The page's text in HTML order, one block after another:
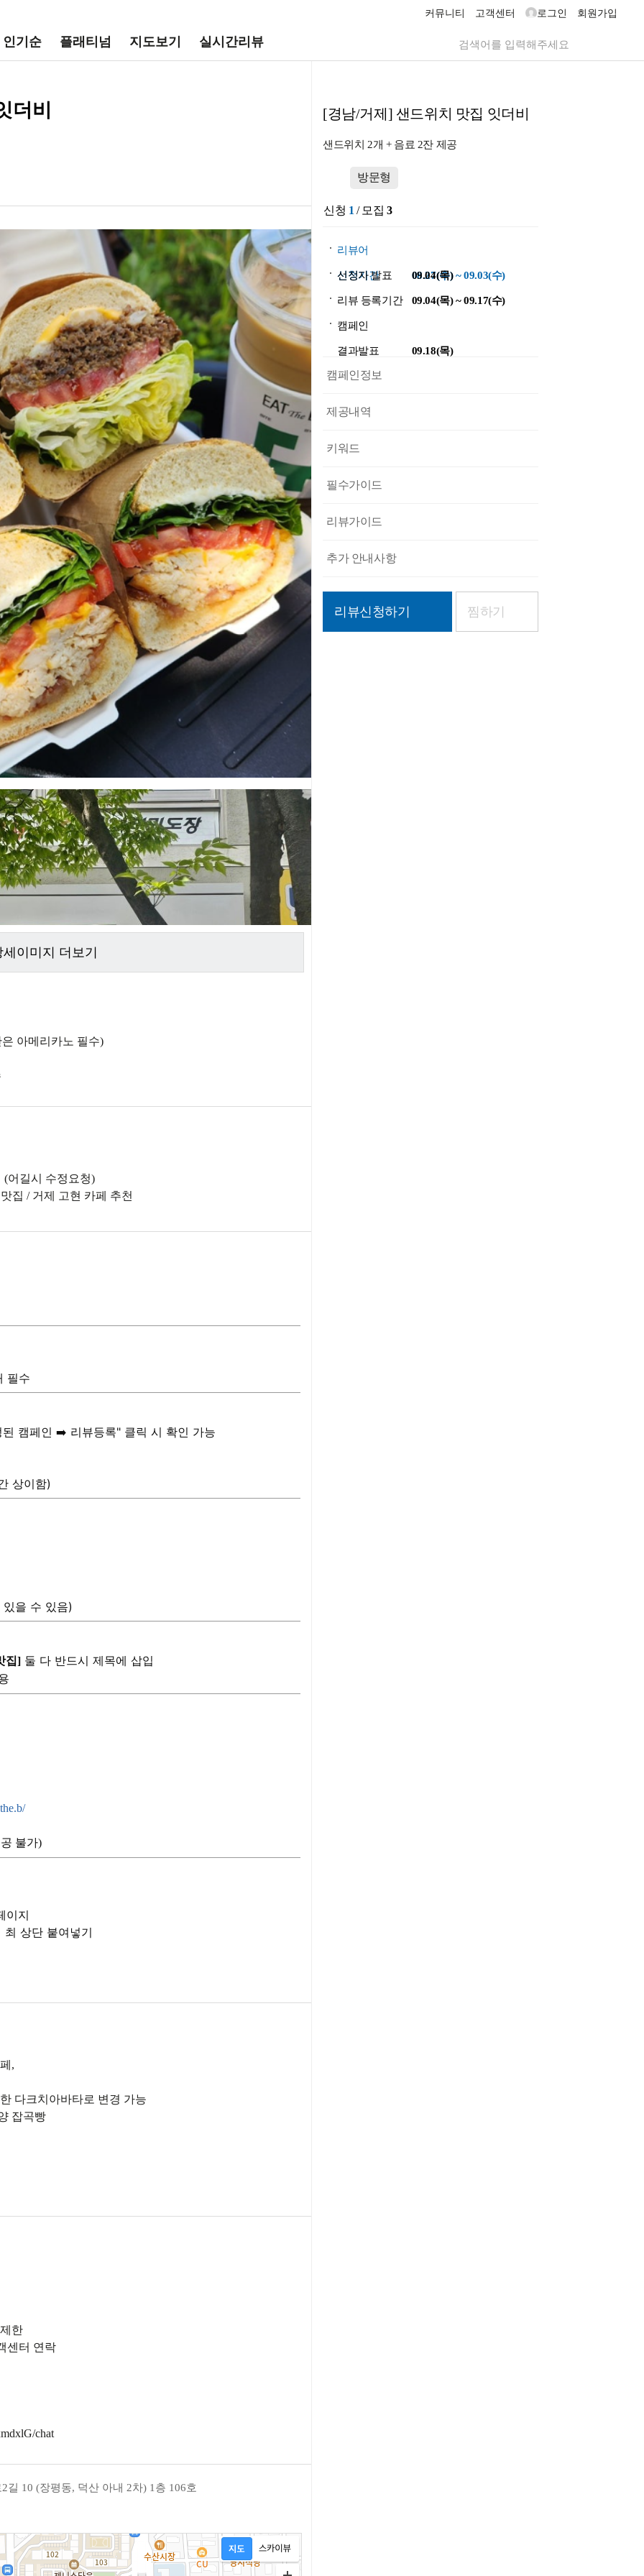
인기순 플래티넘 지도보기 실시간리뷰
커뮤니티 고객센터 로그인 회원가입
더비
이미지 더보기
아메리카노 필수)
(어길시 수정요청)
집 / 거제 고현 카페 추천
필수
캠페인 ➡️ 리뷰등록" 클릭 시 확인 가능
상이함)
을 수 있음)
집] 둘 다 반드시 제목에 삽입
불가)
이지
상단 붙여넣기
,
다크치아바타로 변경 가능
잡곡빵
한
센터 연락
chat
길 10 (장평동, 덕산 아내 2차) 1층 106호
[경남/거제] 샌드위치 맛집 잇더비
샌드위치 2개 + 음료 2잔 제공
방문형
신청 1 / 모집3
리뷰어
신청기간 08.27(수) ~ 09.03(수)
선정자 발표 09.04(목)
리뷰 등록기간 09.04(목) ~ 09.17(수)
캠페인
결과발표 09.18(목)
캠페인정보
제공내역
키워드
필수가이드
리뷰가이드
추가 안내사항
리뷰신청하기 찜하기